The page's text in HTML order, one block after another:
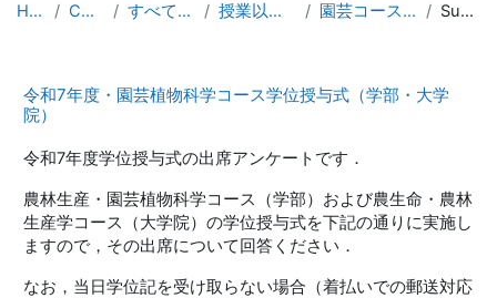
Home Courses すべてのコース 授業以外のコース 園芸コース学位授与式 Summary
令和7年度・園芸植物科学コース学位授与式（学部・大学
院）
令和7年度学位授与式の出席アンケートです．
農林生産・園芸植物科学コース（学部）および農生命・農林
生産学コース（大学院）の学位授与式を下記の通りに実施し
ますので，その出席について回答ください．
なお，当日学位記を受け取らない場合（着払いでの郵送対応